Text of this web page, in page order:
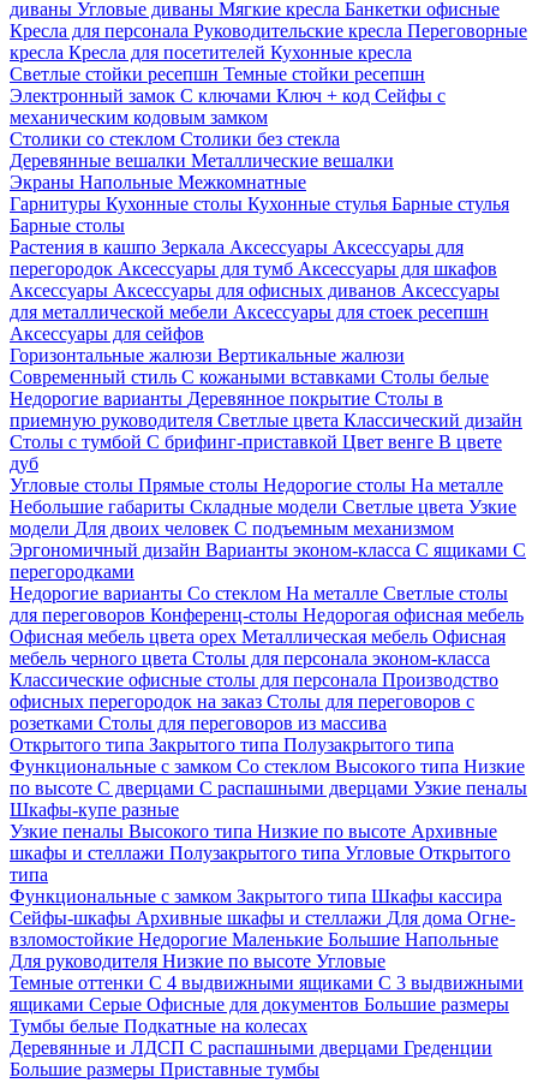
диваны Угловые диваны Мягкие кресла Банкетки офисные
Кресла для персонала Руководительские кресла Переговорные
кресла Кресла для посетителей Кухонные кресла
Светлые стойки ресепшн Темные стойки ресепшн
Электронный замок С ключами Ключ + код Сейфы с
механическим кодовым замком
Столики со стеклом Столики без стекла
Деревянные вешалки Металлические вешалки
Экраны Напольные Межкомнатные
Гарнитуры Кухонные столы Кухонные стулья Барные стулья
Барные столы
Растения в кашпо Зеркала Аксессуары Аксессуары для
перегородок Аксессуары для тумб Аксессуары для шкафов
Аксессуары Аксессуары для офисных диванов Аксессуары
для металлической мебели Аксессуары для стоек ресепшн
Аксессуары для сейфов
Горизонтальные жалюзи Вертикальные жалюзи
Современный стиль С кожаными вставками Столы белые
Недорогие варианты Деревянное покрытие Столы в
приемную руководителя Светлые цвета Классический дизайн
Столы с тумбой С брифинг-приставкой Цвет венге В цвете
дуб
Угловые столы Прямые столы Недорогие столы На металле
Небольшие габариты Складные модели Светлые цвета Узкие
модели Для двоих человек С подъемным механизмом
Эргономичный дизайн Варианты эконом-класса С ящиками С
перегородками
Недорогие варианты Со стеклом На металле Светлые столы
для переговоров Конференц-столы Недорогая офисная мебель
Офисная мебель цвета орех Металлическая мебель Офисная
мебель черного цвета Столы для персонала эконом-класса
Классические офисные столы для персонала Производство
офисных перегородок на заказ Столы для переговоров с
розетками Столы для переговоров из массива
Открытого типа Закрытого типа Полузакрытого типа
Функциональные с замком Со стеклом Высокого типа Низкие
по высоте С дверцами С распашными дверцами Узкие пеналы
Шкафы-купе разные
Узкие пеналы Высокого типа Низкие по высоте Архивные
шкафы и стеллажи Полузакрытого типа Угловые Открытого
типа
Функциональные с замком Закрытого типа Шкафы кассира
Сейфы-шкафы Архивные шкафы и стеллажи Для дома Огне-
взломостойкие Недорогие Маленькие Большие Напольные
Для руководителя Низкие по высоте Угловые
Темные оттенки С 4 выдвижными ящиками С 3 выдвижными
ящиками Серые Офисные для документов Большие размеры
Тумбы белые Подкатные на колесах
Деревянные и ЛДСП С распашными дверцами Греденции
Большие размеры Приставные тумбы